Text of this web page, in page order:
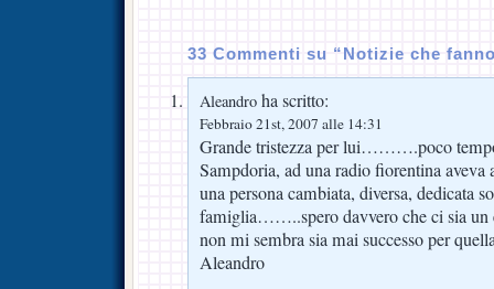
33 Commenti su “Notizie che
Aleandro ha scritto:
Febbraio 21st, 2007 alle 14:31
Grande tristezza per lui……….poco
Sampdoria, ad una radio fiorentina aveva
una persona cambiata, diversa, dedicata
famiglia……..spero davvero che ci sia
non mi sembra sia mai successo per
Aleandro